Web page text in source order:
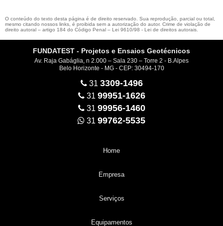
O conteúdo do texto desta página é de direito reservado. Sua reprodução, parcial ou total,
mesmo citando nossos links, é proibida sem a autorização do autor. Crime de violação de
direito autoral – artigo 184 do Código Penal – Lei 9610/98 - Lei de direitos autorais
FUNDATEST - Projetos e Ensaios Geotécnicos
Av. Raja Gabáglia, n 2.000 – Sala 230 – Torre 2 - B.Alpes
Belo Horizonte - MG - CEP: 30494-170
31 3309-1496
31 99951-1626
31 99956-1460
31 99762-5535
Home
Empresa
Serviços
Equipamentos